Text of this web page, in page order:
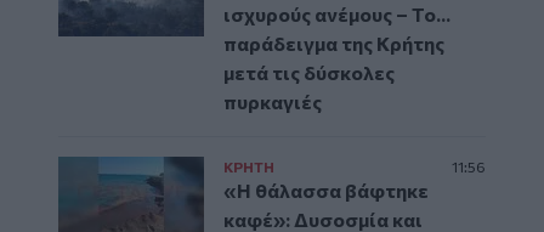
ισχυρούς ανέμους – Το...
παράδειγμα της Κρήτης
μετά τις δύσκολες
πυρκαγιές
ΚΡΗΤΗ 11:56
«Η θάλασσα βάφτηκε
καφέ»: Δυσοσμία και